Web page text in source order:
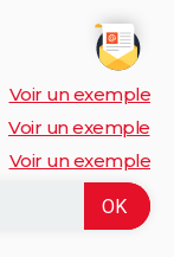
Voir un exemple
Voir un exemple
Voir un exemple